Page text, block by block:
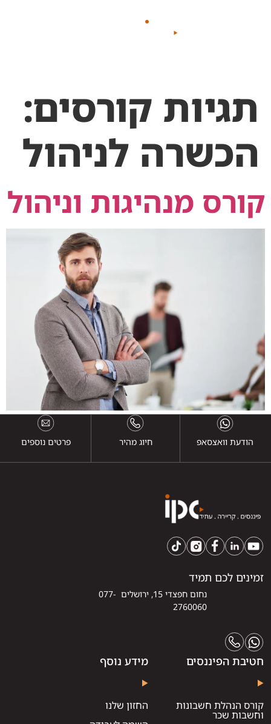
תגיות קורסים:
הכשרה לניהול
קורס מנהיגות וניהול
הודעת וואצסאפ חיוג מהיר פרטים נוספים
זמינים לכם תמיד
נחום חפצדי 15, ירושלים 077-
2760060
חטיבת הפיננסים
קורס הנהלת חשבונות
וחשבות שכר
מידע נוסף
החזון שלנו